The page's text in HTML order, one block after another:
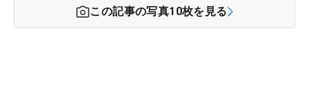
この記事の写真10枚を見る